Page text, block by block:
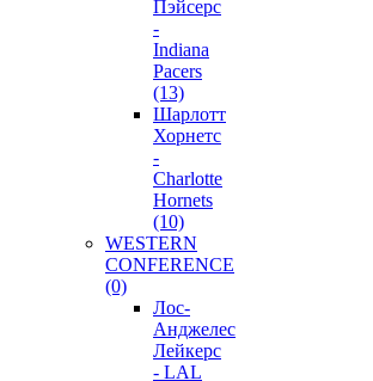
Пэйсерс
-
Indiana
Pacers
(13)
Шарлотт
Хорнетс
-
Charlotte
Hornets
(10)
WESTERN
CONFERENCE
(0)
Лос-
Анджелес
Лейкерс
- LAL